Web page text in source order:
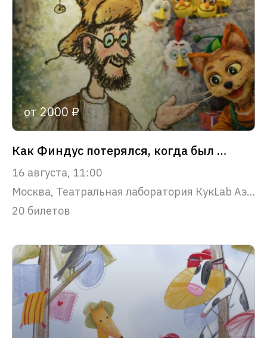
от 2000 ₽
Как Финдус потерялся, когда был маленьким
16 августа, 11:00
Москва, Театральная лаборатория КукLab Аэропорт
20 билетов